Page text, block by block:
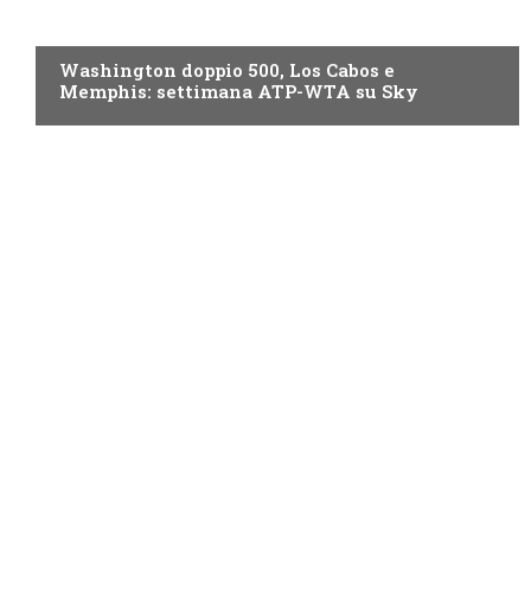
Washington doppio 500, Los Cabos e
Memphis: settimana ATP-WTA su Sky